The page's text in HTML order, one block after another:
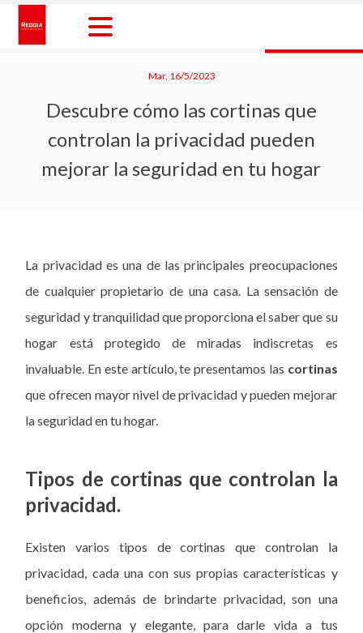
Skip
content
Mar, 16/5/2023
Descubre cómo las cortinas que
controlan la privacidad pueden
mejorar la seguridad en tu hogar
La privacidad es una de las principales preocupaciones
de cualquier propietario de una casa. La sensación de
seguridad y tranquilidad que proporciona el saber que su
hogar está protegido de miradas indiscretas es
invaluable. En este artículo, te presentamos las cortinas
que ofrecen mayor nivel de privacidad y pueden mejorar
la seguridad en tu hogar.
Tipos de cortinas que controlan la
privacidad.
Existen varios tipos de cortinas que controlan la
privacidad, cada una con sus propias características y
beneficios, además de brindarte privacidad, son una
opción moderna y elegante, para darle vida a tus